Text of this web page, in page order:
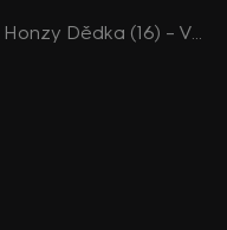
7 pádů Honzy Dědka (16) – Vojta Kotek a jeho plánovací obsese